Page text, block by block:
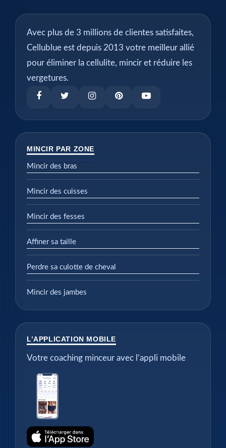
Avec plus de 3 millions de clientes satisfaites,
Cellublue est depuis 2013 votre meilleur allié
pour éliminer la cellulite, mincir et réduire les
vergetures.
MINCIR PAR ZONE
Mincir des bras
Mincir des cuisses
Mincir des fesses
Affiner sa taille
Perdre sa culotte de cheval
Mincir des jambes
L’APPLICATION MOBILE
Votre coaching minceur avec l’appli mobile